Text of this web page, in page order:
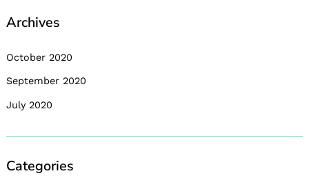
Archives
October 2020
September 2020
July 2020
Categories